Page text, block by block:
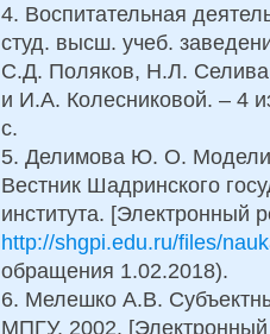
4. Воспитательная
студ. высш. учеб.
С.Д. Поляков, Н.Л.
и И.А. Колесниковой. – 4
с.
5. Делимова Ю. О.
Вестник Шадринского
института. [Электронный
http://shgpi.edu.ru/files/
обращения 1.02.2018).
6. Мелешко А.В.
МПГУ, 2002. [Электронный